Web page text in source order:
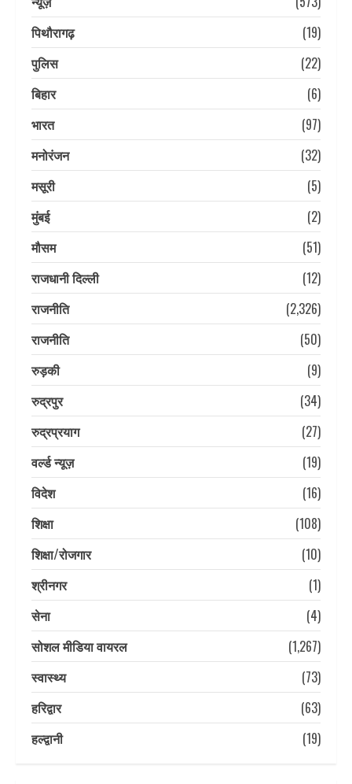
पिथौरागढ़
(19)
पुलिस
(22)
बिहार
(6)
भारत
(97)
मनोरंजन
(32)
मसूरी
(5)
मुंबई
(2)
मौसम
(51)
राजधानी दिल्ली
(12)
राजनीति
(2,326)
राजनीति
(50)
रुड़की
(9)
रुद्रपुर
(34)
रुद्रप्रयाग
(27)
वर्ल्ड न्यूज़
(19)
विदेश
(16)
शिक्षा
(108)
शिक्षा/रोजगार
(10)
श्रीनगर
(1)
सेना
(4)
सोशल मीडिया वायरल
(1,267)
स्वास्थ्य
(73)
हरिद्वार
(63)
हल्द्वानी
(19)